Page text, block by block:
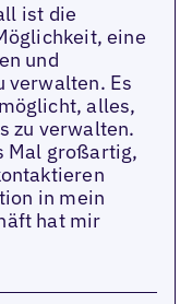
ist die
eine
und
verwalten. Es
alles,
zu verwalten.
Mal großartig,
in mein
hat mir